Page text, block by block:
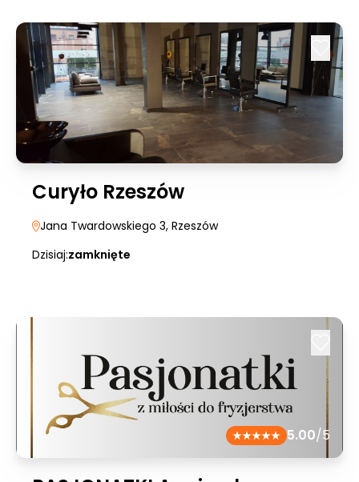
Curyło Rzeszów
Jana Twardowskiego 3, Rzeszów
Dzisiaj:zamknięte
5.00/5